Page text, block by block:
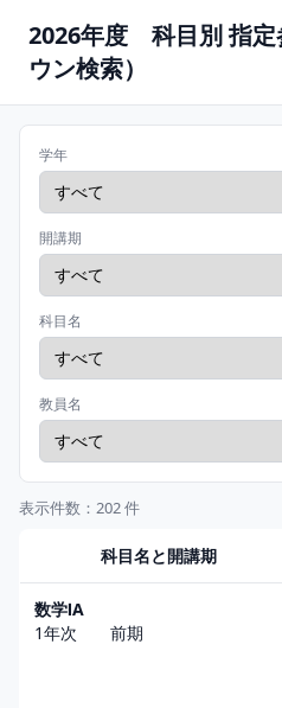
2026年度 科目別 指定
ウン検索）
学年
開講期
科目名
教員名
表示件数：202 件
科目名と開講期
数学ⅠA
1年次 前期